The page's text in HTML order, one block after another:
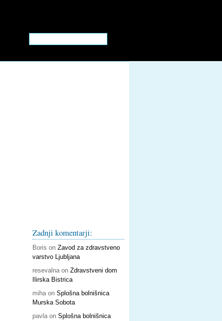
Zadnji komentarji:
Boris on Zavod za zdravstveno
varstvo Ljubljana
resevalnaon Zdravstveni dom
Ilirska Bistrica
mihaon Splošna bolnišnica
Murska Sobota
pavlaon Splošna bolnišnica